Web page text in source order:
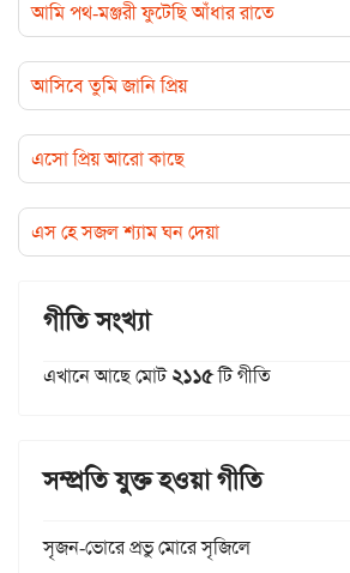
আমি পথ-মঞ্জরী ফুটেছি আঁধার রাতে
আসিবে তুমি জানি প্রিয়
এসো প্রিয় আরো কাছে
এস হে সজল শ্যাম ঘন দেয়া
গীতি সংখ্যা
এখানে আছে মোট২১১৫টি গীতি
সম্প্রতি যুক্ত হওয়া গীতি
সৃজন-ভোরে প্রভু মোরে সৃজিলে